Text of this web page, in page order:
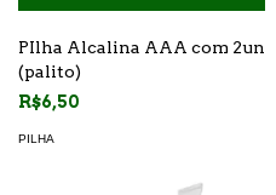
PIlha Alcalina AAA com 2un
(palito)
R$6,50
PILHA